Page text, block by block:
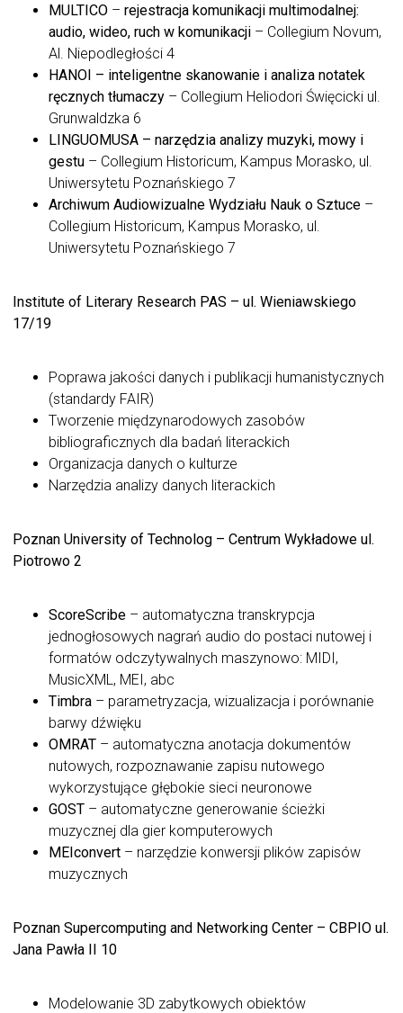
MULTICO – rejestracja komunikacji multimodalnej:
audio, wideo, ruch w komunikacji – Collegium Novum,
Al. Niepodległości 4
HANOI – inteligentne skanowanie i analiza notatek
ręcznych tłumaczy – Collegium Heliodori Święcicki ul.
Grunwaldzka 6
LINGUOMUSA – narzędzia analizy muzyki, mowy i
gestu – Collegium Historicum, Kampus Morasko, ul.
Uniwersytetu Poznańskiego 7
Archiwum Audiowizualne Wydziału Nauk o Sztuce –
Collegium Historicum, Kampus Morasko, ul.
Uniwersytetu Poznańskiego 7
Institute of Literary Research PAS – ul. Wieniawskiego
17/19
Poprawa jakości danych i publikacji humanistycznych
(standardy FAIR)
Tworzenie międzynarodowych zasobów
bibliograficznych dla badań literackich
Organizacja danych o kulturze
Narzędzia analizy danych literackich
Poznan University of Technolog – Centrum Wykładowe ul.
Piotrowo 2
ScoreScribe – automatyczna transkrypcja
jednogłosowych nagrań audio do postaci nutowej i
formatów odczytywalnych maszynowo: MIDI,
MusicXML, MEI, abc
Timbra – parametryzacja, wizualizacja i porównanie
barwy dźwięku
OMRAT – automatyczna anotacja dokumentów
nutowych, rozpoznawanie zapisu nutowego
wykorzystujące głębokie sieci neuronowe
GOST – automatyczne generowanie ścieżki
muzycznej dla gier komputerowych
MEIconvert – narzędzie konwersji plików zapisów
muzycznych
Poznan Supercomputing and Networking Center – CBPIO ul.
Jana Pawła II 10
Modelowanie 3D zabytkowych obiektów